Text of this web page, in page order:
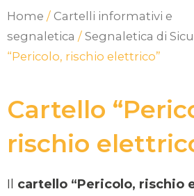
Home / Cartelli informativi e
segnaletica / Segnaletica di
“Pericolo, rischio elettrico”
Cartello
rischio
Il cartello “Pericolo, rischio